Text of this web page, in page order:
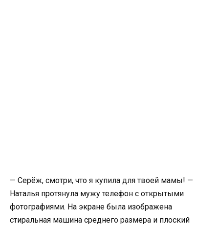
— Серёж, смотри, что я купила для твоей мамы! —
Наталья протянула мужу телефон с открытыми
фотографиями. На экране была изображена
стиральная машина среднего размера и плоский